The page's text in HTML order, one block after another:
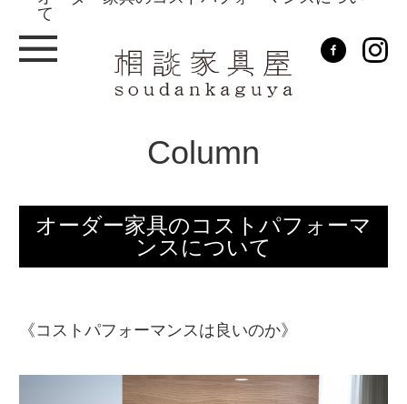
て
Column
オーダー家具のコストパフォーマ
ンスについて
《コストパフォーマンスは良いのか》